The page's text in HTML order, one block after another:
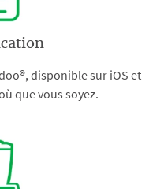
disponible sur iOS et
que vous soyez.